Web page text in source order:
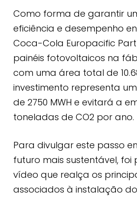
Como forma de garantir
eficiência e desempenho
Coca-Cola Europacific
painéis fotovoltaicos na
com uma área total de
investimento representa
de 2750 MWH e evitará a
toneladas de CO2 por ano.
Para divulgar este passo
futuro mais sustentável, foi
vídeo que realça os
associados à instalação